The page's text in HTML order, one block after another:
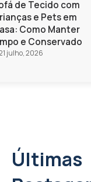
Como Manter
e Conservado
julho, 2026